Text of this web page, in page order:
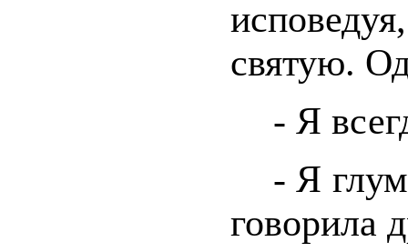
святую.
- Я
- Я
говорила